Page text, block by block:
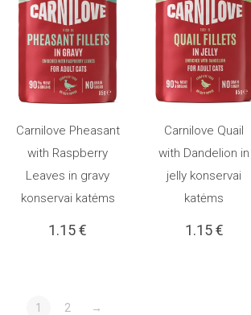
Į KREPŠELĮ
Carnilove Pheasant
with Raspberry
Leaves in gravy
konservai katėms
1.15€
Į KREPŠELĮ
Carnilove Quail
with Dandelion in
jelly konservai
katėms
1.15€
1 2 →